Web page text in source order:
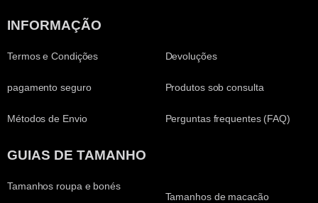
INFORMAÇÃO
Termos e Condições
pagamento seguro
Métodos de Envio
Devoluções
Produtos sob consulta
Perguntas frequentes (FAQ)
GUIAS DE TAMANHO
Tamanhos roupa e bonés
Tamanhos de macacão